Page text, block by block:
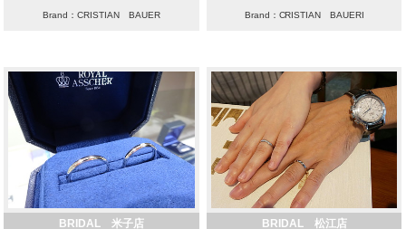
Brand：CRISTIAN BAUER Brand：CRISTIAN BAUERI
BRIDAL 米子店 BRIDAL 松江店